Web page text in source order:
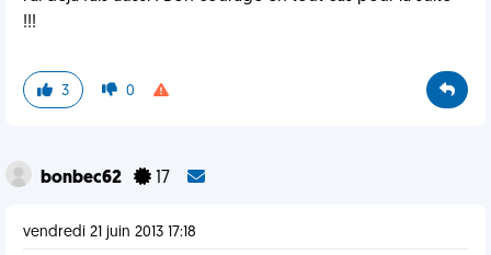
!!!
3 0
bonbec62 17
vendredi 21 juin 2013 17:18